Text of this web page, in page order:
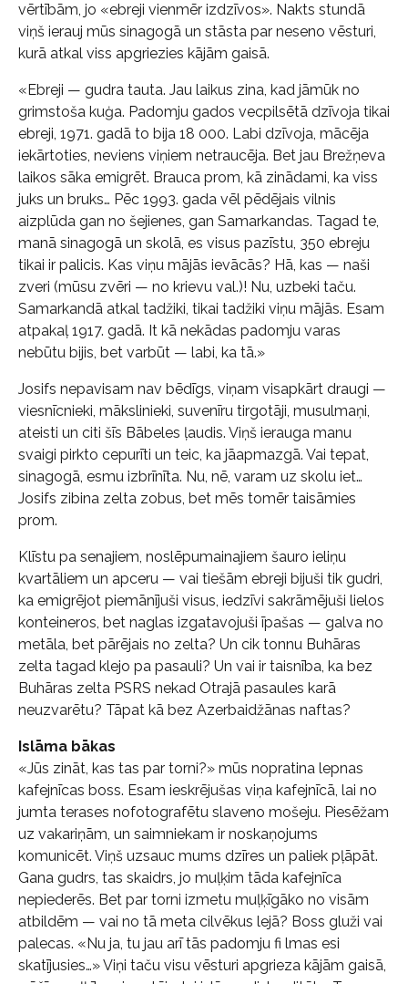
vērtībām, jo «ebreji vienmēr izdzīvos». Nakts stundā
viņš ierauj mūs sinagogā un stāsta par neseno vēsturi,
kurā atkal viss apgriezies kājām gaisā.
«Ebreji — gudra tauta. Jau laikus zina, kad jāmūk no
grimstoša kuģa. Padomju gados vecpilsētā dzīvoja tikai
ebreji, 1971. gadā to bija 18 000. Labi dzīvoja, mācēja
iekārtoties, neviens viņiem netraucēja. Bet jau Brežņeva
laikos sāka emigrēt. Brauca prom, kā zinādami, ka viss
juks un bruks… Pēc 1993. gada vēl pēdējais vilnis
aizplūda gan no šejienes, gan Samarkandas. Tagad te,
manā sinagogā un skolā, es visus pazīstu, 350 ebreju
tikai ir palicis. Kas viņu mājās ievācās? Hā, kas — naši
zveri (mūsu zvēri — no krievu val.)! Nu, uzbeki taču.
Samarkandā atkal tadžiki, tikai tadžiki viņu mājās. Esam
atpakaļ 1917. gadā. It kā nekādas padomju varas
nebūtu bijis, bet varbūt — labi, ka tā.»
Josifs nepavisam nav bēdīgs, viņam visapkārt draugi —
viesnīcnieki, mākslinieki, suvenīru tirgotāji, musulmaņi,
ateisti un citi šīs Bābeles ļaudis. Viņš ierauga manu
svaigi pirkto cepurīti un teic, ka jāapmazgā. Vai tepat,
sinagogā, esmu izbrīnīta. Nu, nē, varam uz skolu iet…
Josifs zibina zelta zobus, bet mēs tomēr taisāmies
prom.
Klīstu pa senajiem, noslēpumainajiem šauro ieliņu
kvartāliem un apceru — vai tiešām ebreji bijuši tik gudri,
ka emigrējot piemānījuši visus, iedzīvi sakrāmējuši lielos
konteineros, bet naglas izgatavojuši īpašas — galva no
metāla, bet pārējais no zelta? Un cik tonnu Buhāras
zelta tagad klejo pa pasauli? Un vai ir taisnība, ka bez
Buhāras zelta PSRS nekad Otrajā pasaules karā
neuzvarētu? Tāpat kā bez Azerbaidžānas naftas?
Islāma bākas
«Jūs zināt, kas tas par torni?» mūs nopratina lepnas
kafejnīcas boss. Esam ieskrējušas viņa kafejnīcā, lai no
jumta terases nofotografētu slaveno mošeju. Piesēžam
uz vakariņām, un saimniekam ir noskaņojums
komunicēt. Viņš uzsauc mums dzīres un paliek pļāpāt.
Gana gudrs, tas skaidrs, jo muļķim tāda kafejnīca
nepiederēs. Bet par torni izmetu muļķīgāko no visām
atbildēm — vai no tā meta cilvēkus lejā? Boss gluži vai
palecas. «Nu ja, tu jau arī tās padomju fi lmas esi
skatījusies…» Viņi taču visu vēsturi apgrieza kājām gaisā,